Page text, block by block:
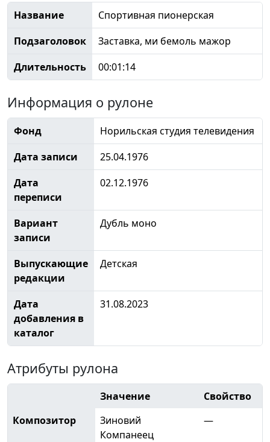
Название
Спортивная пионерская
Подзаголовок
Заставка, ми бемоль мажор
Длительность
00:01:14
Информация о рулоне
Фонд
Норильская студия телевидения
Дата записи
25.04.1976
Дата
переписи
02.12.1976
Вариант
записи
Дубль моно
Выпускающие
редакции
Детская
Дата
добавления в
каталог
31.08.2023
Атрибуты рулона
Значение
Свойство
Композитор
Зиновий
Компанеец
—